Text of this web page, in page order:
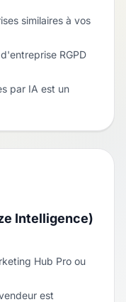
similaires à vos
RGPD
par IA est un
Intelligence)
Hub Pro ou
est